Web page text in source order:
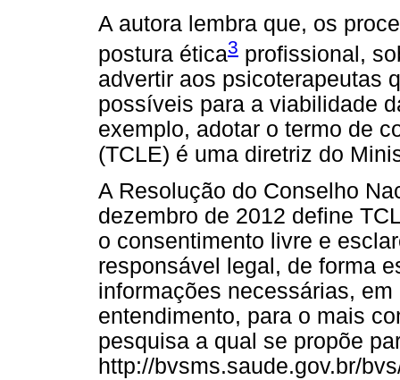
A autora lembra que, os
postura ética3 profissional,
advertir aos psicoterapeutas
possíveis para a viabilidade
exemplo, adotar o termo de
(TCLE) é uma diretriz do
A Resolução do Conselho
dezembro de 2012 define
o consentimento livre e
responsável legal, de forma
informações necessárias,
entendimento, para o mais
pesquisa a qual se propõe
http://bvsms.saude.gov.br/